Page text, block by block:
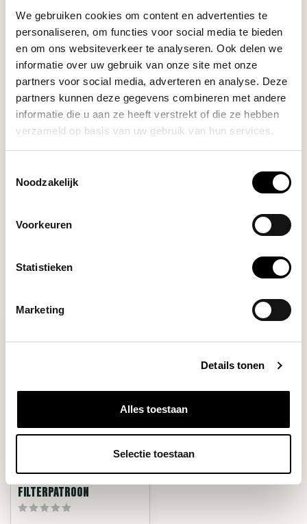
We gebruiken cookies om content en advertenties te
personaliseren, om functies voor social media te bieden
en om ons websiteverkeer te analyseren. Ook delen we
informatie over uw gebruik van onze site met onze
partners voor social media, adverteren en analyse. Deze
partners kunnen deze gegevens combineren met andere
informatie die u aan ze heeft verstrekt of die ze hebben
verzameld op basis van uw gebruik van hun services.
Noodzakelijk
Voorkeuren
Statistieken
Marketing
Details tonen
Alles toestaan
Selectie toestaan
Melksysteemreiniger 180
gram
€24,90
Jura Professional
X10 (Dark Inox)
€3.375,90
€3.375,90
HULP NODIG BIJ JE KEUZE?
CLARIS PRO SMART+ -
FILTERPATROON